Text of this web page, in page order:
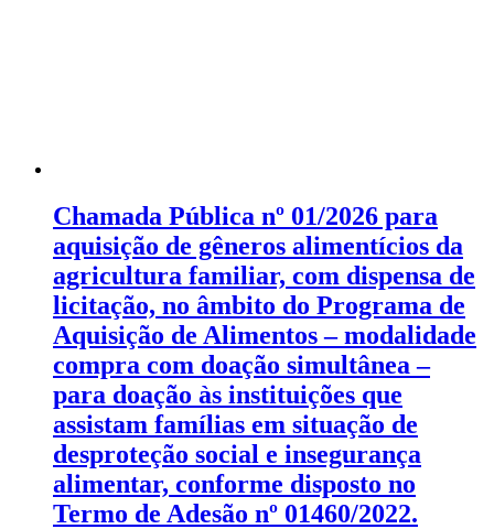
Chamada Pública nº 01/2026 para
aquisição de gêneros alimentícios da
agricultura familiar, com dispensa de
licitação, no âmbito do Programa de
Aquisição de Alimentos – modalidade
compra com doação simultânea –
para doação às instituições que
assistam famílias em situação de
desproteção social e insegurança
alimentar, conforme disposto no
Termo de Adesão nº 01460/2022.